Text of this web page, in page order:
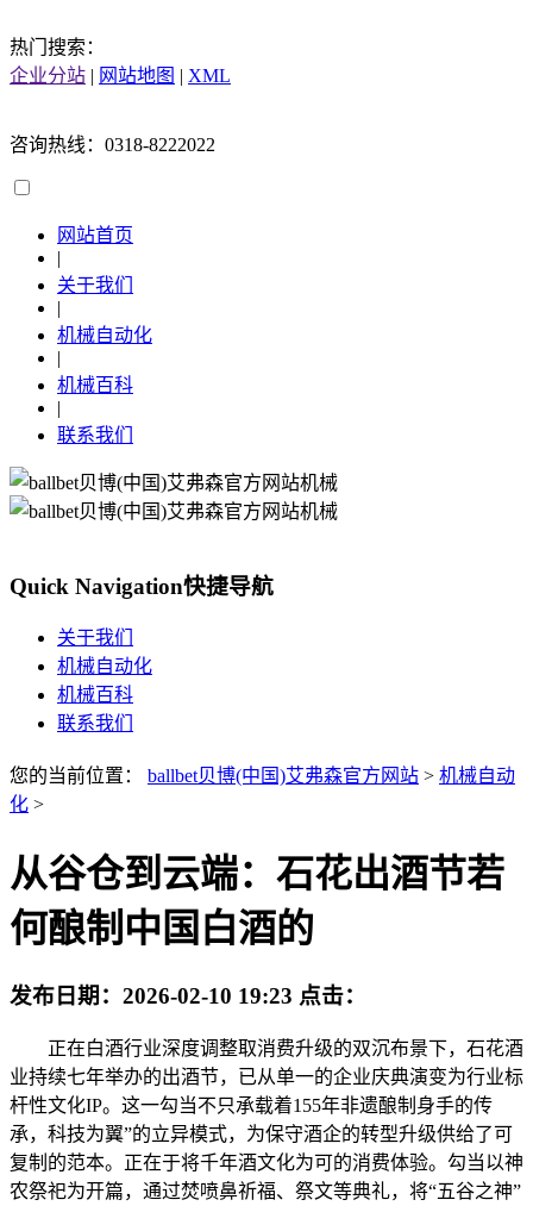
热门搜索：
企业分站 | 网站地图 | XML
咨询热线：0318-8222022
网站首页
|
关于我们
|
机械自动化
|
机械百科
|
联系我们
Quick Navigation快捷导航
关于我们
机械自动化
机械百科
联系我们
您的当前位置： ballbet贝博(中国)艾弗森官方网站 > 机械自动
化 >
从谷仓到云端：石花出酒节若
何酿制中国白酒的
发布日期： 2026-02-10 19:23 点击：
正在白酒行业深度调整取消费升级的双沉布景下，石花酒
业持续七年举办的出酒节，已从单一的企业庆典演变为行业标
杆性文化IP。这一勾当不只承载着155年非遗酿制身手的传
承，科技为翼”的立异模式，为保守酒企的转型升级供给了可
复制的范本。正在于将千年酒文化为可的消费体验。勾当以神
农祭祀为开篇，通过焚喷鼻祈福、祭文等典礼，将“五谷之神”